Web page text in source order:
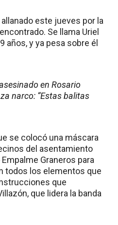
este jueves por la
Se llama Uriel
años, y ya pesa sobre él
en Rosario
narco: “Estas balitas
se colocó una máscara
del asentamiento
Graneros para
todos los elementos que
que
que lidera la banda